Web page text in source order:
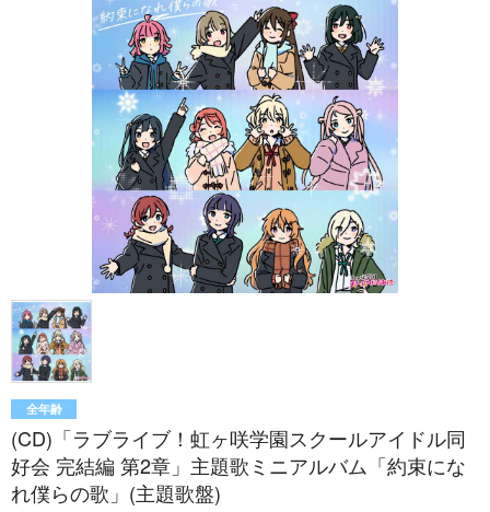
全年齢
(CD)「ラブライブ！虹ヶ咲学園スクールアイドル同
好会 完結編 第2章」主題歌ミニアルバム「約束にな
れ僕らの歌」(主題歌盤)